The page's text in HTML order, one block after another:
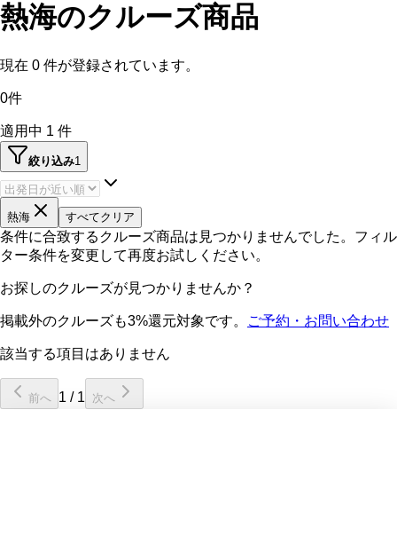
熱海のクルーズ商品
現在 0 件が登録されています。
0件
適用中 1 件
絞り込み1
熱海 すべてクリア
条件に合致するクルーズ商品は見つかりませんでした。フィル
ター条件を変更して再度お試しください。
お探しのクルーズが見つかりませんか？
掲載外のクルーズも3%還元対象です。 ご予約・お問い合わせ
該当する項目はありません
前へ 1 / 1 次へ